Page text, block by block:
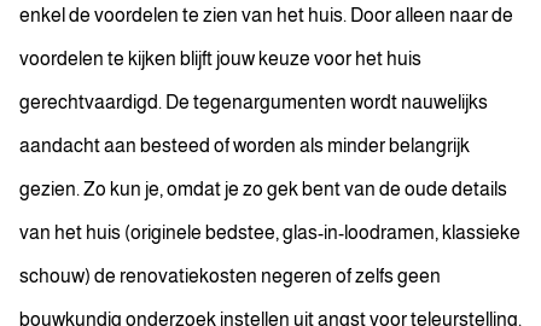
enkel de voordelen te zien van het huis. Door alleen naar de
voordelen te kijken blijft jouw keuze voor het huis
gerechtvaardigd. De tegenargumenten wordt nauwelijks
aandacht aan besteed of worden als minder belangrijk
gezien. Zo kun je, omdat je zo gek bent van de oude details
van het huis (originele bedstee, glas-in-loodramen, klassieke
schouw) de renovatiekosten negeren of zelfs geen
bouwkundig onderzoek instellen uit angst voor teleurstelling.